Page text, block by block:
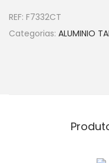
REF: F7332CT
Categorias: ALUMINIO